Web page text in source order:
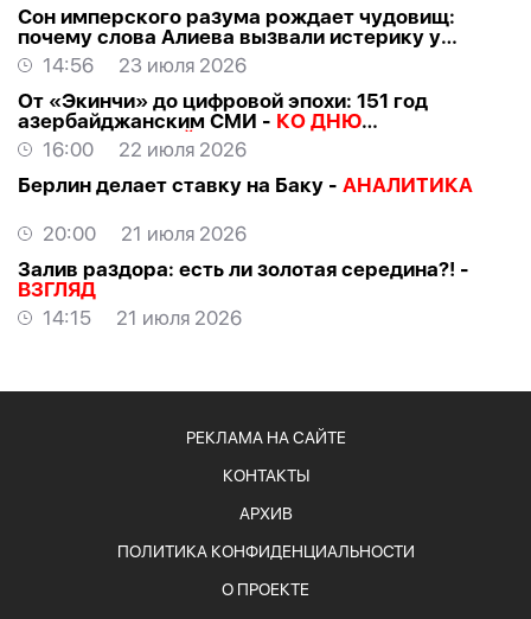
Сон имперского разума рождает чудовищ:
почему слова Алиева вызвали истерику у
российских «патриотов» -
14:56
23 июля 2026
От «Экинчи» до цифровой эпохи: 151 год
азербайджанским СМИ - КО ДНЮ
НАЦИОНАЛЬНОЙ ПРЕССЫ
16:00
22 июля 2026
Берлин делает ставку на Баку - АНАЛИТИКА
20:00
21 июля 2026
Залив раздора: есть ли золотая середина?! -
ВЗГЛЯД
14:15
21 июля 2026
РЕКЛАМА НА САЙТЕ
КОНТАКТЫ
АРХИВ
ПОЛИТИКА КОНФИДЕНЦИАЛЬНОСТИ
О ПРОЕКТЕ